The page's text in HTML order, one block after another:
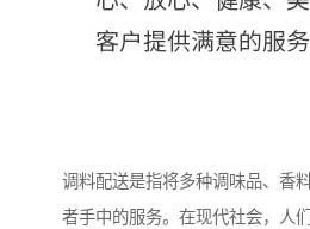
调料配送是指将多种调味品、香
者手中的服务。在现代社会，人